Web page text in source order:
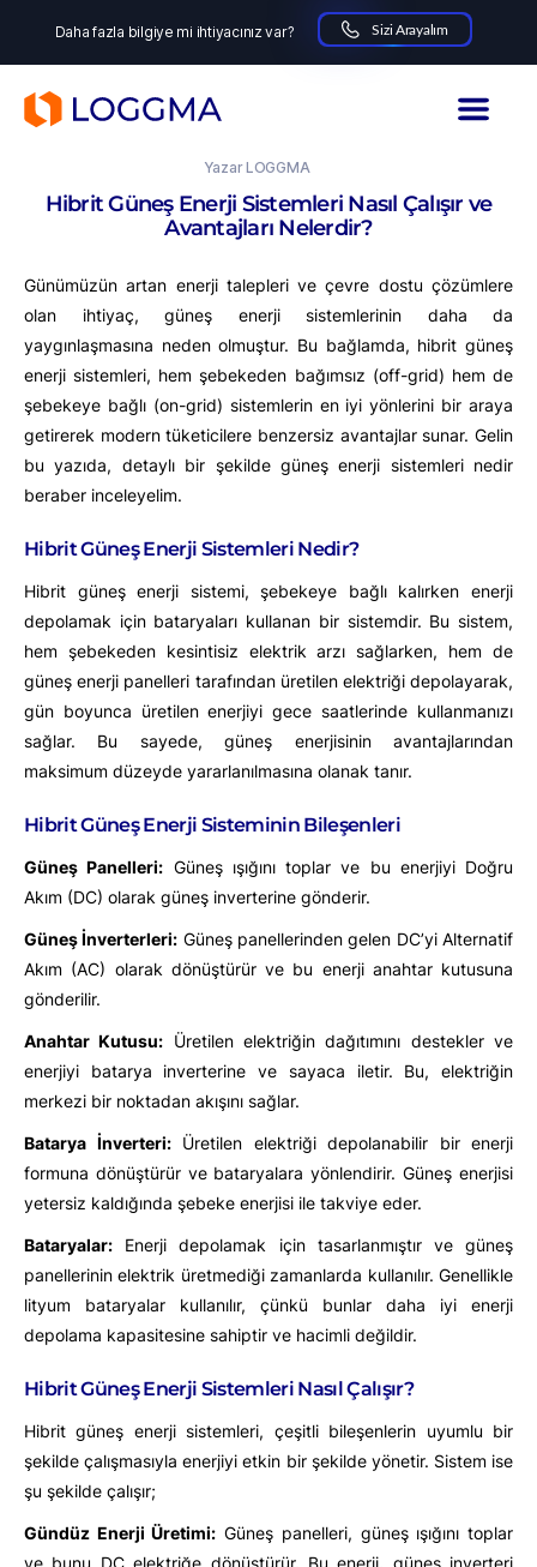
Daha fazla bilgiye mi ihtiyacınız var? Sizi Arayalım
Hibrit Güneş Enerji Sistemleri Nasıl Çalışır ve
Avantajları Nelerdir?
YazarLOGGMA
Günümüzün artan enerji talepleri ve çevre dostu çözümlere
olan ihtiyaç, güneş enerji sistemlerinin daha da
yaygınlaşmasına neden olmuştur. Bu bağlamda, hibrit güneş
enerji sistemleri, hem şebekeden bağımsız (off-grid) hem de
şebekeye bağlı (on-grid) sistemlerin en iyi yönlerini bir araya
getirerek modern tüketicilere benzersiz avantajlar sunar. Gelin
bu yazıda, detaylı bir şekilde güneş enerji sistemleri nedir
beraber inceleyelim.
Hibrit Güneş Enerji Sistemleri Nedir?
Hibrit güneş enerji sistemi, şebekeye bağlı kalırken enerji
depolamak için bataryaları kullanan bir sistemdir. Bu sistem,
hem şebekeden kesintisiz elektrik arzı sağlarken, hem de
güneş enerji panelleri tarafından üretilen elektriği depolayarak,
gün boyunca üretilen enerjiyi gece saatlerinde kullanmanızı
sağlar. Bu sayede, güneş enerjisinin avantajlarından
maksimum düzeyde yararlanılmasına olanak tanır.
Hibrit Güneş Enerji Sisteminin Bileşenleri
Güneş Panelleri: Güneş ışığını toplar ve bu enerjiyi Doğru
Akım (DC) olarak güneş inverterine gönderir.
Güneş İnverterleri: Güneş panellerinden gelen DC’yi Alternatif
Akım (AC) olarak dönüştürür ve bu enerji anahtar kutusuna
gönderilir.
Anahtar Kutusu: Üretilen elektriğin dağıtımını destekler ve
enerjiyi batarya inverterine ve sayaca iletir. Bu, elektriğin
merkezi bir noktadan akışını sağlar.
Batarya İnverteri:Üretilen elektriği depolanabilir bir enerji
formuna dönüştürür ve bataryalara yönlendirir. Güneş enerjisi
yetersiz kaldığında şebeke enerjisi ile takviye eder.
Bataryalar: Enerji depolamak için tasarlanmıştır ve güneş
panellerinin elektrik üretmediği zamanlarda kullanılır. Genellikle
lityum bataryalar kullanılır, çünkü bunlar daha iyi enerji
depolama kapasitesine sahiptir ve hacimli değildir.
Hibrit Güneş Enerji Sistemleri Nasıl Çalışır?
Hibrit güneş enerji sistemleri, çeşitli bileşenlerin uyumlu bir
şekilde çalışmasıyla enerjiyi etkin bir şekilde yönetir. Sistem ise
şu şekilde çalışır;
Gündüz Enerji Üretimi: Güneş panelleri, güneş ışığını toplar
ve bunu DC elektriğe dönüştürür. Bu enerji, güneş inverteri